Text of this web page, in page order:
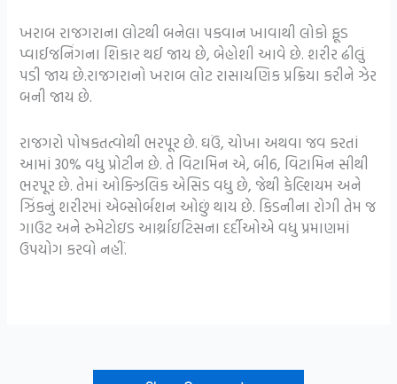
ખરાબ રાજગરાના લોટથી બનેલા પકવાન ખાવાથી લોકો ફૂડ
પ્વાઈજનિંગના શિકાર થઈ જાય છે, બેહોશી આવે છે. શરીર ઢીલું
પડી જાય છે.રાજગરાનો ખરાબ લોટ રાસાયણિક પ્રક્રિયા કરીને ઝેર
બની જાય છે.
રાજગરો પોષકતત્વોથી ભરપૂર છે. ઘઉં, ચોખા અથવા જવ કરતાં
આમાં 30% વધુ પ્રોટીન છે. તે વિટામિન એ, બી6, વિટામિન સીથી
ભરપૂર છે. તેમાં ઓક્ઝિલિક એસિડ વધુ છે, જેથી કેલ્શિયમ અને
ઝિંકનું શરીરમાં એબ્સોર્બશન ઓછું થાય છે. કિડનીના રોગી તેમ જ
ગાઉટ અને રુમેટોઇડ આર્થ્રાઇટિસના દર્દીઓએ વધુ પ્રમાણમાં
ઉપયોગ કરવો નહીં.